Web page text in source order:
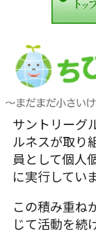
サントリーグ
ルネスが取り
員として個人
に実行してい
この積み重ね
じて活動を続